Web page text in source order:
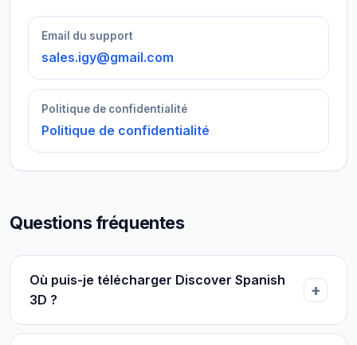
Email du support
sales.igy@gmail.com
Politique de confidentialité
Politique de confidentialité
Questions fréquentes
Où puis-je télécharger Discover Spanish
3D ?